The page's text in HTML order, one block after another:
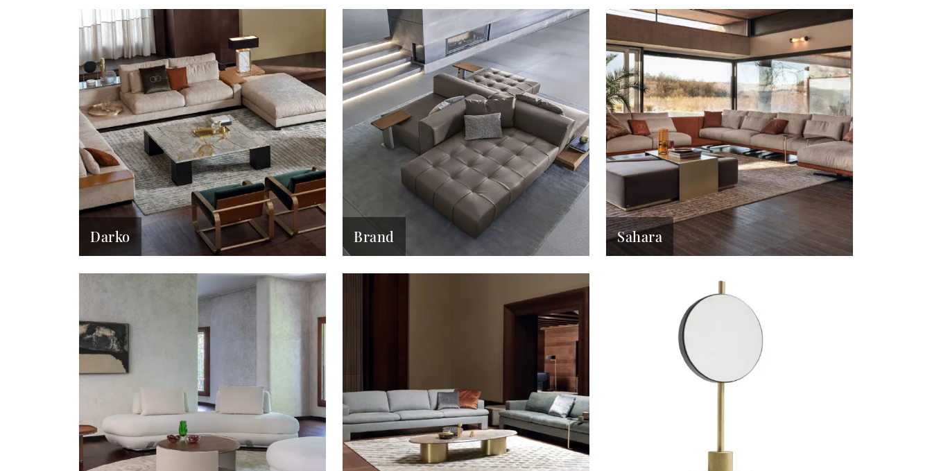
Darko Brand Sahara